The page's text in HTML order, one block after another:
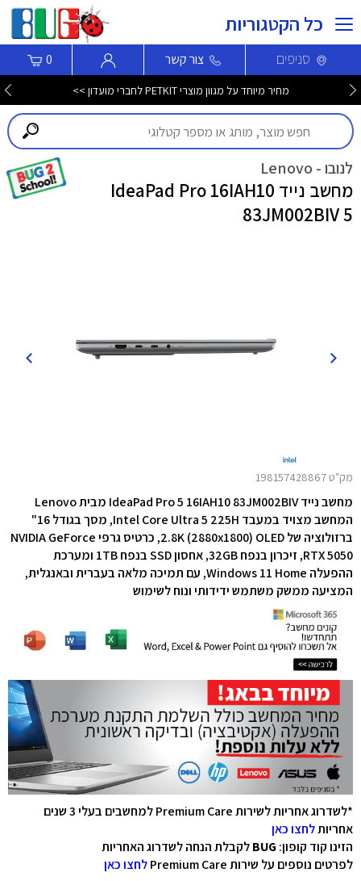
כל הקטגוריות
סניפים צור קשר 0
מחיר מיוחד על מגוון מוצרי PETKIT לחברי מועדון >>
לנובו - Lenovo
מחשב נייד IdeaPad Pro 16IAH10
83JM002BIV 5
מק"ט 198157428867
מחשב נייד IdeaPad Pro 5 16IAH10 83JM002BIV מבית Lenovo
המחשב מצויד במעבד Intel Core Ultra 5 225H, מסך בגודל 16"
ברזולוציה של 2.8K (2880x1800) OLED, כרטיס גרפי NVIDIA GeForce
RTX 5050, זיכרון בנפח 32GB, אחסון SSD בנפח 1TB ו
מערכת
ההפעלה Windows 11 Home, עם תמיכה מלאה בעברית ובאנגלית,
המציעה ממשק משתמש ידידותי ונוח לשימוש
*לשדרוג אחריות לשירות Premium Care למחשבים בעלי 3 שנים
אחריותלחצו כאן
הזינו קוד קופון: BUGלקבלת הנחה לשדרוג האחריות
לפרטים נוספים על שירות Premium Care
לחצו כאן